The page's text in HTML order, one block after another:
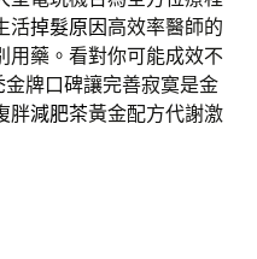
活掉髮原因高效率醫師的
用藥。看對你可能成效不
金牌口碑讓完善寂寞是金
胖減肥茶黃金配方代謝激